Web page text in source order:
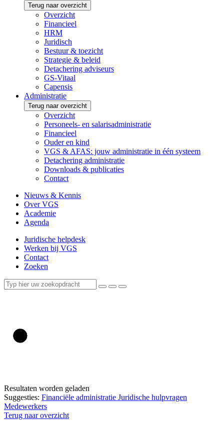
Terug naar overzicht
Overzicht
Financieel
HRM
Juridisch
Bestuur & toezicht
Strategie & beleid
Detachering adviseurs
GS-Vitaal
Capensis
Administratie
Terug naar overzicht
Overzicht
Personeels- en salarisadministratie
Financieel
Ouder en kind
VGS & AFAS: jouw administratie in één systeem
Detachering administratie
Downloads & publicaties
Contact
Nieuws & Kennis
Over VGS
Academie
Agenda
Juridische helpdesk
Werken bij VGS
Contact
Zoeken
Resultaten worden geladen
Suggesties: Financiële administratie Juridische hulpvragen
Medewerkers
Terug naar overzicht